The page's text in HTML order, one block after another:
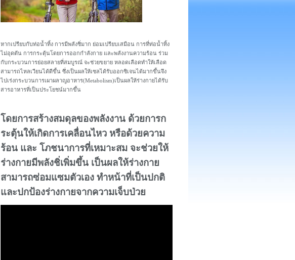
หากเปรียบกับท่อน้ำทิ้ง การมีพลังชิ่มาก ย่อมเปรียบเสมือน การที่ท่อน้ำทิ้ง
ไม่อุดตัน การกระตุ้นโดยการออกกำลังกาย และพลังงานความร้อน ร่วม
กับกระบวนการย่อยสลายที่สมบูรณ์ จะช่วยขยาย หลอดเลือดทำให้เลือด
สามารถไหลเวียนได้ดีขึ้น ซึ่งเป็นผลให้เซลได้รับออกซิเจนได้มากขึ้นจึง
ไปเร่งกระบวนการเผาผลาญอาหาร(Metabolism)เป็นผลให้ร่างกายได้รับ
สารอาหารที่เป็นประโยชน์มากขึ้น
โดยการสร้างสมดุลของพลังงาน ด้วยการก
ระตุ้นให้เกิดการเคลื่อนไหว หรือด้วยความ
ร้อน และ โภชนาการที่เหมาะสม จะช่วยให้
ร่างกายมีพลังชิ่เพิ่มขึ้น เป็นผลให้ร่างกาย
สามารถซ่อมแซมตัวเอง ทำหน้าที่เป็นปกติ
และปกป้องร่างกายจากความเจ็บป่วย